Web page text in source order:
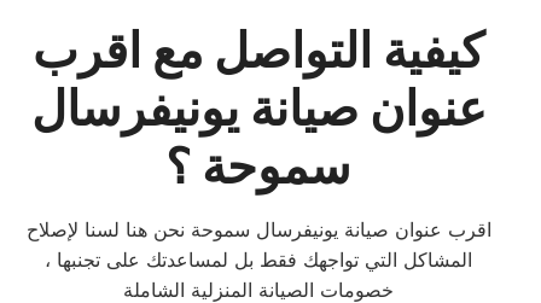
كيفية التواصل مع اقرب
عنوان صيانة يونيفرسال
سموحة ؟
اقرب عنوان صيانة يونيفرسال سموحة نحن هنا لسنا لإصلاح
المشاكل التي تواجهك فقط بل لمساعدتك على تجنبها ،
خصومات الصيانة المنزلية الشاملة